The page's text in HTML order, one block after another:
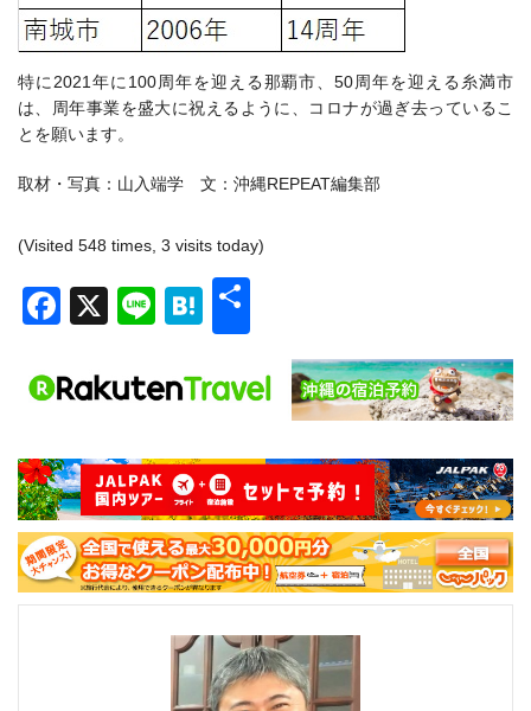
特に2021年に100周年を迎える那覇市、50周年を迎える糸満市
は、周年事業を盛大に祝えるように、コロナが過ぎ去っているこ
とを願います。
取材・写真：山入端学 文：沖縄REPEAT編集部
(Visited 548 times, 3 visits today)
Facebook
X LineHatena